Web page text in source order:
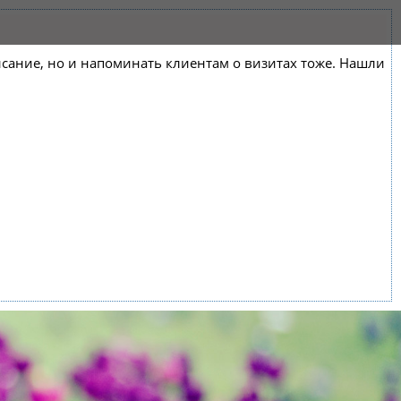
но и напоминать клиентам о визитах тоже. Нашли